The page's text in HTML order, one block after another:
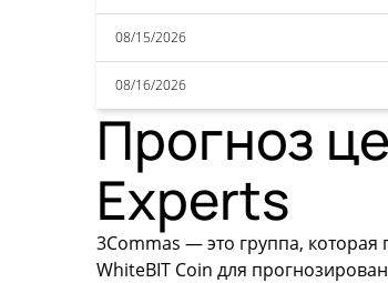
08/15/2026
08/16/2026
Прогноз
Experts
3Commas — это группа,
WhiteBIT Coin для